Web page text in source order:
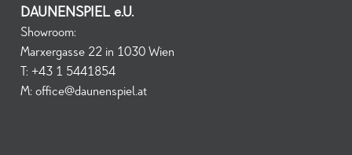
DAUNENSPIEL e.U.
Showroom:
Marxergasse 22 in 1030 Wien
T: +43 1 5441854
M: office@daunenspiel.at